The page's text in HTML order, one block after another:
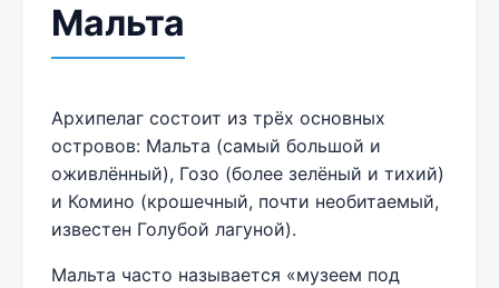
Мальта
Архипелаг состоит из трёх основных
островов: Мальта (самый большой и
оживлённый), Гозо (более зелёный и тихий)
и Комино (крошечный, почти необитаемый,
известен Голубой лагуной).
Мальта часто называется «музеем под